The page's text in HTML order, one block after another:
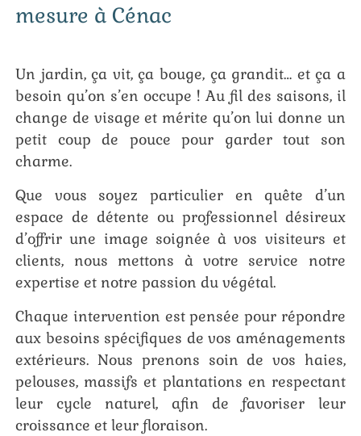
mesure à Cénac
Un jardin, ça vit, ça bouge, ça grandit… et ça a
besoin qu’on s’en occupe ! Au fil des saisons, il
change de visage et mérite qu’on lui donne un
petit coup de pouce pour garder tout son
charme.
Que vous soyez particulier en quête d’un
espace de détente ou professionnel désireux
d’offrir une image soignée à vos visiteurs et
clients, nous mettons à votre service notre
expertise et notre passion du végétal.
Chaque intervention est pensée pour répondre
aux besoins spécifiques de vos aménagements
extérieurs. Nous prenons soin de vos haies,
pelouses, massifs et plantations en respectant
leur cycle naturel, afin de favoriser leur
croissance et leur floraison.